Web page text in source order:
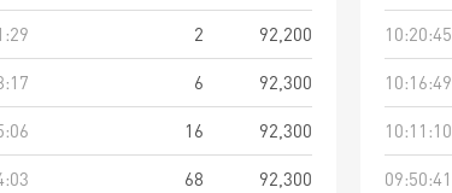
2
92,200
6
92,300
16
92,300
68
92,300
10:20:45
10:16:49
10:11:10
09:50:41